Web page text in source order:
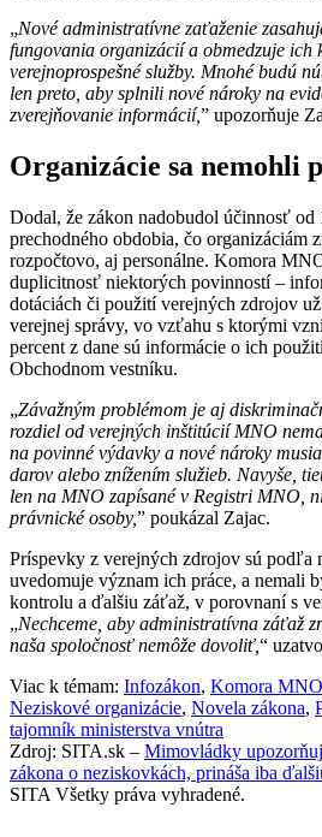
„Nové administratívne zaťaženie
fungovania organizácií a obmedzuje ich
verejnoprospešné služby. Mnohé budú
len preto, aby splnili nové nároky na
zverejňovanie informácií,” upozorňuje
Organizácie sa
Dodal, že zákon nadobudol účinnosť od
prechodného obdobia, čo organizáciám
rozpočtovo, aj personálne. Komora
duplicitnosť niektorých povinností –
dotáciách či použití verejných zdrojov
verejnej správy, vo vzťahu s ktorými
percent z dane sú informácie o ich
Obchodnom vestníku.
„Závažným problémom je aj
rozdiel od verejných inštitúcií MNO
na povinné výdavky a nové nároky
darov alebo znížením služieb. Navyše,
len na MNO zapísané v Registri MNO,
právnické osoby,” poukázal Zajac.
Príspevky z verejných zdrojov sú podľa
uvedomuje význam ich práce, a nemali
kontrolu a ďalšiu záťaž, v porovnaní s
„Nechceme, aby administratívna záťaž
naša spoločnosť nemôže dovoliť,“
Viac k témam: Infozákon, Komora MNO
Neziskové organizácie, Novela zákona,
tajomník ministerstva vnútra
Zdroj: SITA.sk – Mimovládky
zákona o neziskovkách, prináša iba
SITA Všetky práva vyhradené.